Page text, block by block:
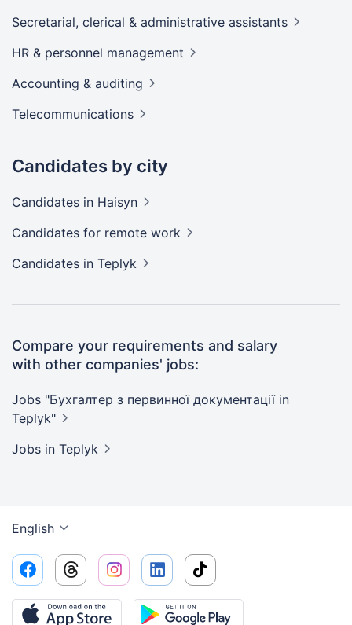
Secretarial, clerical & administrative assistants
HR & personnel management
Accounting & auditing
Telecommunications
Candidates by city
Candidates in Haisyn
Candidates for remote work
Candidates in Teplyk
Compare your requirements and salary
with other companies' jobs:
Jobs "Бухгалтер з первинної документації in
Teplyk"
Jobs in Teplyk
English